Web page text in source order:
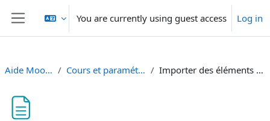
Skip to main content
Side panel
You are currently using guest access Log in
Aide Moodle - Moodle Hilfe Cours et paramétrage - Kurse und Einstellungen Importer des éléments d'un cours (test QCM, devoir, questions)